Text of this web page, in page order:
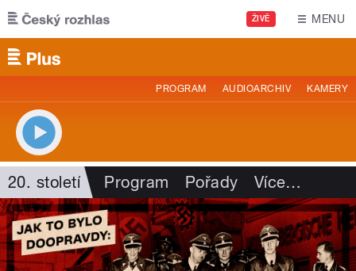
Přejít k hlavnímu obsahu
ŽIVĚ MENU
PROGRAM AUDIOARCHIV KAMERY
20. století Program Pořady Více…